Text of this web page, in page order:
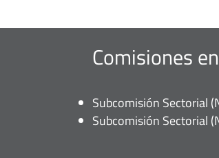
Comisiones
Subcomisión Sectorial
Subcomisión Sectorial